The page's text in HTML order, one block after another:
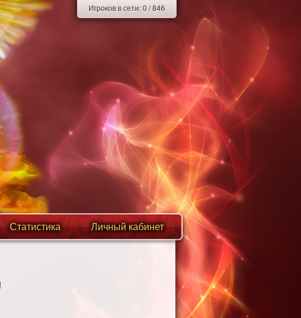
Игроков в сети:0 /846
Статистика Личный кабинет